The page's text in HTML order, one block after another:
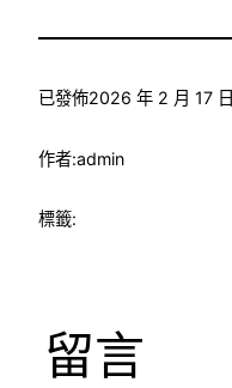
已發佈2026 年 2 月 17 日
作者:admin
標籤:
留言